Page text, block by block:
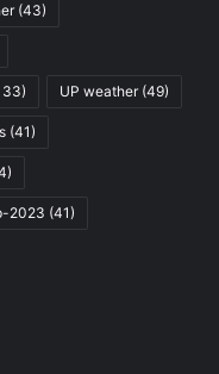
(43)
UP weather(49)
(41)
2023 (41)